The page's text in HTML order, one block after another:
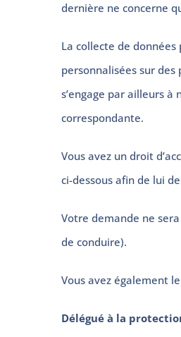
dernière ne concerne
La collecte de
personnalisées sur des
s’engage par ailleurs
correspondante.
Vous avez un droit
ci-dessous afin de lui
Votre demande ne
de conduire).
Vous avez également
Délégué à la